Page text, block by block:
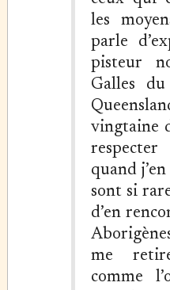
les
parle
pisteur
Galles
vingtaine
quand
sont si
d’en
me
comme